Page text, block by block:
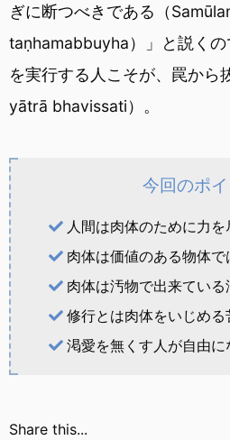
ぎに断つべきである（
taṇhamabbuyha）」と説く
を実行する人こそが、罠から
yātrā bhavissati）。
今回のポイ
人間は肉体のために力
肉体は価値のある物体
肉体は汚物で出来てい
修行とは肉体をいじめ
渇愛を無くす人が自由に
Share this...